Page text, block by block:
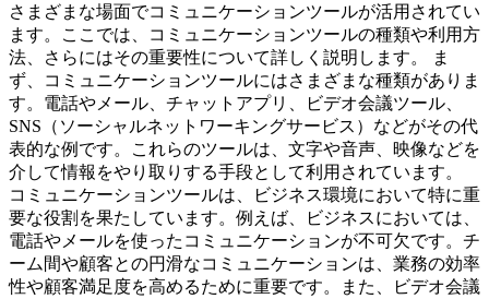
さまざまな場面でコミュニケーションツールが活用されてい
ます。ここでは、コミュニケーションツールの種類や利用方
法、さらにはその重要性について詳しく説明します。 ま
ず、コミュニケーションツールにはさまざまな種類がありま
す。電話やメール、チャットアプリ、ビデオ会議ツール、
SNS（ソーシャルネットワーキングサービス）などがその代
表的な例です。これらのツールは、文字や音声、映像などを
介して情報をやり取りする手段として利用されています。
コミュニケーションツールは、ビジネス環境において特に重
要な役割を果たしています。例えば、ビジネスにおいては、
電話やメールを使ったコミュニケーションが不可欠です。チ
ーム間や顧客との円滑なコミュニケーションは、業務の効率
性や顧客満足度を高めるために重要です。また、ビデオ会議